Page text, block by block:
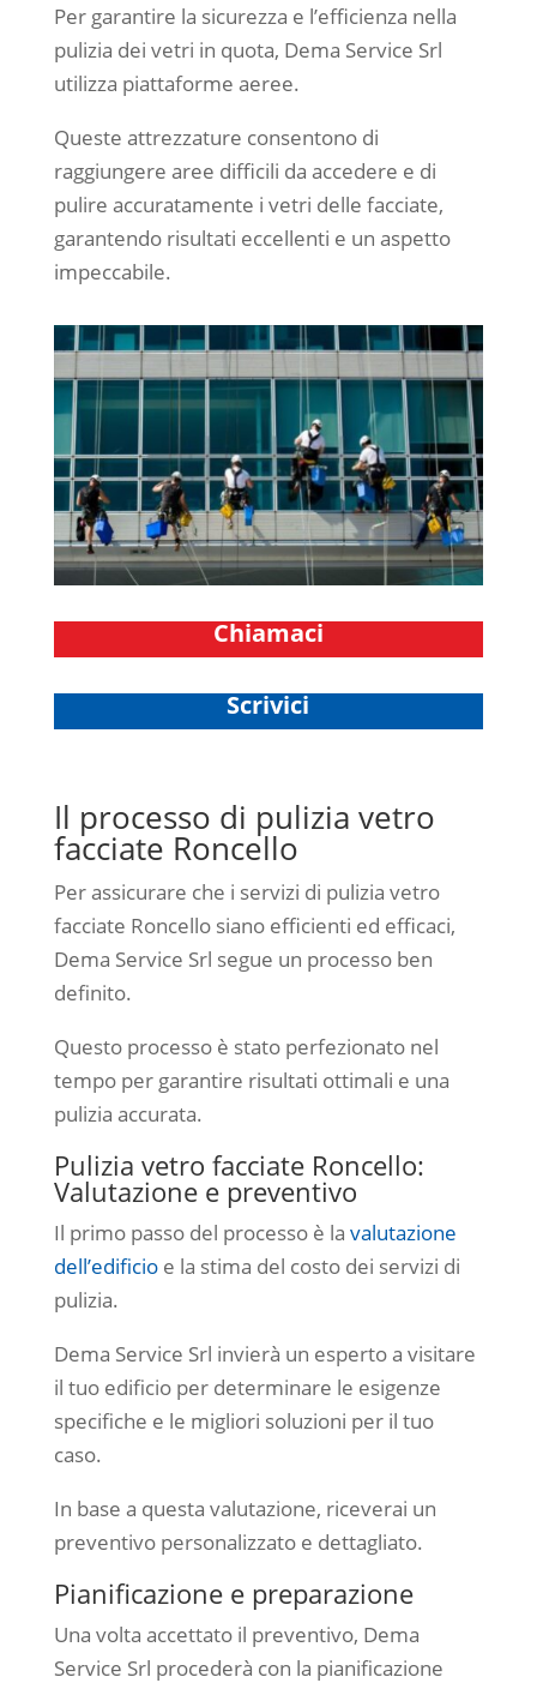
Per garantire la sicurezza e l’efficienza nella
pulizia dei vetri in quota, Dema Service Srl
utilizza piattaforme aeree.
Queste attrezzature consentono di
raggiungere aree difficili da accedere e di
pulire accuratamente i vetri delle facciate,
garantendo risultati eccellenti e un aspetto
impeccabile.
Chiamaci
Scrivici
Il processo di pulizia vetro
facciate Roncello
Per assicurare che i servizi di pulizia vetro
facciate Roncello siano efficienti ed efficaci,
Dema Service Srl segue un processo ben
definito.
Questo processo è stato perfezionato nel
tempo per garantire risultati ottimali e una
pulizia accurata.
Pulizia vetro facciate Roncello:
Valutazione e preventivo
Il primo passo del processo è la valutazione
dell’edificioe la stima del costo dei servizi di
pulizia.
Dema Service Srl invierà un esperto a visitare
il tuo edificio per determinare le esigenze
specifiche e le migliori soluzioni per il tuo
caso.
In base a questa valutazione, riceverai un
preventivo personalizzato e dettagliato.
Pianificazione e preparazione
Una volta accettato il preventivo, Dema
Service Srl procederà con la pianificazione